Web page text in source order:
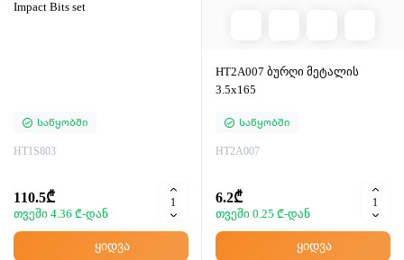
Impact Bits set
Საწყობში
HT1S803
110.5₾
თვეში 4.36 ₾-დან
ყიდვა
HT2A007 ბურღი მეტალის
3.5x165
Საწყობში
HT2A007
6.2₾
თვეში 0.25 ₾-დან
ყიდვა